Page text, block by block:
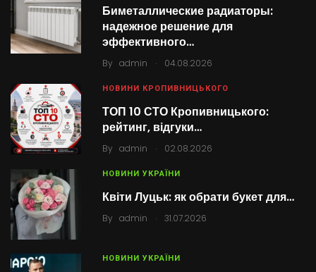
Биметаллические радиаторы:
надежное решение для
эффективного…
By admin . 04.08.2026
НОВИНИ КРОПИВНИЦЬКОГО
ТОП 10 СТО Кропивницького:
рейтинг, відгуки…
By admin . 02.08.2026
НОВИНИ УКРАЇНИ
Квіти Луцьк: як обрати букет для…
By admin . 31.07.2026
НОВИНИ УКРАЇНИ